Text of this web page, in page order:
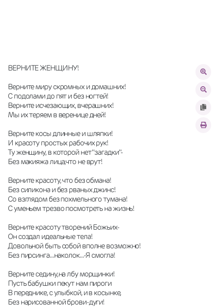
ВЕРНИТЕ ЖЕНЩИНУ!
Верните миру скромных и домашних!
С подолами до пят и без ногтей!
Верните исчезающих, вчерашних!
Мы их теряем в веренице дней!
Верните косы длинные и шляпки!
И красоту простых рабочих рук!
Ту женщину, в которой нет "загадки"-
Без макияжа лица,что не врут!
Верните красоту, что без обмана!
Без силикона и без рваных джинс!
Со взглядом без похмельного тумана!
С уменьем трезво посмотреть на жизнь!
Верните красоту творений Божьих-
Он создал идеальные тела!
Довольной быть собой вполне возможно!
Без пирсинга...наколок...-Я смогла!
Верните седину,на лбу морщинки!
Пусть бабушки пекут нам пироги
В переднике, с улыбкой, и в косынке,
Без нарисованной брови-дуги!